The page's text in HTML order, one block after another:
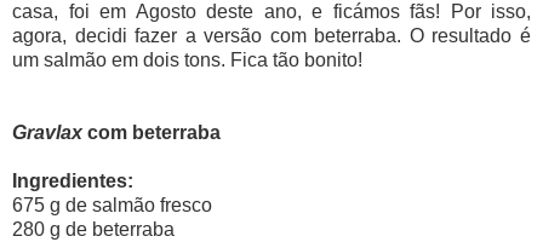
casa, foi em Agosto deste ano, e ficámos fãs! Por isso,
agora, decidi fazer a versão com beterraba. O resultado é
um salmão em dois tons. Fica tão bonito!
Gravlax com beterraba
Ingredientes:
675 g de salmão fresco
280 g de beterraba